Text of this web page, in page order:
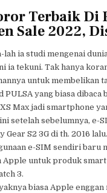
Terbaik Di
Sale 2022,
lah ia studi mengenai
ia tekuni. Tak hanya
untuk membelikan
PULSA yang biasa dibaca
Max jadi smartphone
setelah sebelumnya, e-
Gear S2 3G di th. 2016
e-SIM sendiri baru
Apple untuk produk
3.
biasa Apple